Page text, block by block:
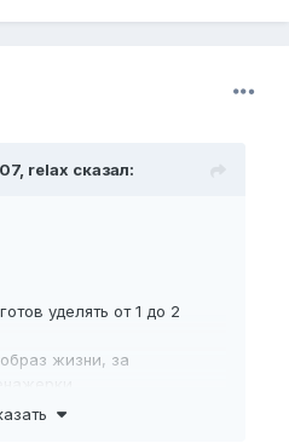
relax сказал:
уделять от 1 до 2
жизни, за